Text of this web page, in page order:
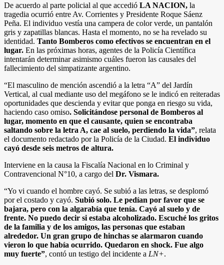
De acuerdo al parte policial al que accedió LA NACION, la
tragedia ocurrió entre Av. Corrientes y Presidente Roque Sáenz
Peña. El individuo vestía una campera de color verde, un pantalón
gris y zapatillas blancas. Hasta el momento, no se ha revelado su
identidad. Tanto Bomberos como efectivos se encuentran en el
lugar. En las próximas horas, agentes de la Policía Científica
intentarán determinar asimismo cuáles fueron las causales del
fallecimiento del simpatizante argentino.
“El masculino de mención ascendió a la letra “A” del Jardín
Vertical, al cual mediante uso del megáfono se le indicó en reiteradas
oportunidades que descienda y evitar que ponga en riesgo su vida,
haciendo caso omiso. Solicitándose personal de Bomberos al
lugar, momento en que el causante, quien se encontraba
saltando sobre la letra A, cae al suelo, perdiendo la vida”, relata
el documento redactado por la Policía de la Ciudad. El individuo
cayó desde seis metros de altura.
Interviene en la causa la Fiscalía Nacional en lo Criminal y
Contravencional N°10, a cargo del Dr. Vismara.
“Yo vi cuando el hombre cayó. Se subió a las letras, se desplomó
por el costado y cayó. Subió solo. Le pedían por favor que se
bajara, pero con la algarabía que tenía. Cayó al suelo y de
frente. No puedo decir si estaba alcoholizado. Escuché los gritos
de la familia y de los amigos, las personas que estaban
alrededor. Un gran grupo de hinchas se alarmaron cuando
vieron lo que había ocurrido. Quedaron en shock. Fue algo
muy fuerte”, contó un testigo del incidente a LN+.